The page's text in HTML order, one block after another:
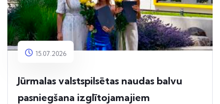
15.07.2026
Jūrmalas valstspilsētas naudas balvu
pasniegšana izglītojamajiem